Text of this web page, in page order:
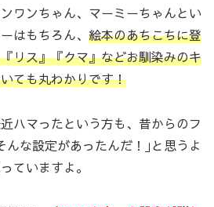
ワンちゃん、マーミーちゃんとい
はもちろん、 絵本のあちこちに登
リス』『クマ』などお馴染みのキ
ても丸わかりです！
ハマったという方も、昔からのフ
んな設定があったんだ！｣と思うよ
ていますよ。